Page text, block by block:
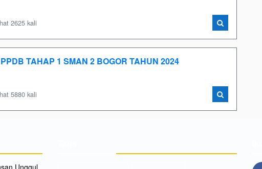
2625 kali
TAHAP 1 SMAN 2 BOGOR TAHUN 2024
5880 kali
Unggul,